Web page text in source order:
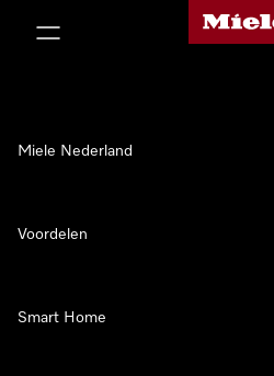
Homepage
Miele Nederland
Voordelen
Smart Home